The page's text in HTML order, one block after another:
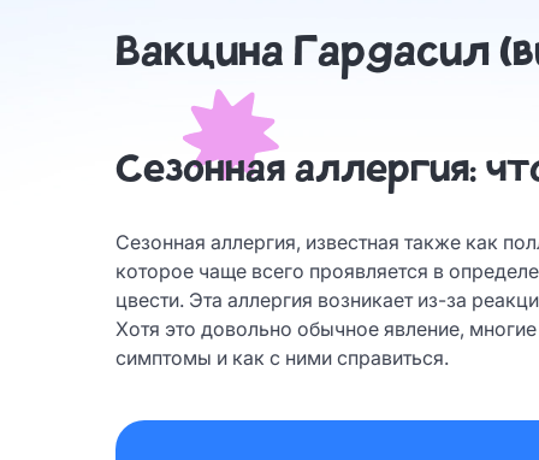
Вакцина Гардасил
Сезонная аллергия:
Сезонная аллергия, известная также как
которое чаще всего проявляется в
цвести. Эта аллергия возникает из-за
Хотя это довольно обычное явление,
симптомы и как с ними справиться.